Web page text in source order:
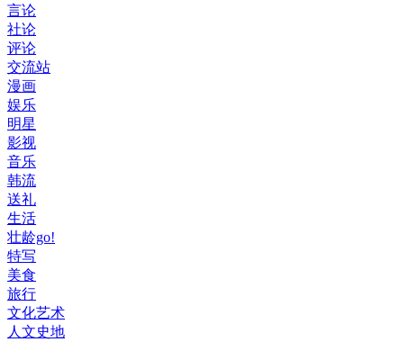
言论
社论
评论
交流站
漫画
娱乐
明星
影视
音乐
韩流
送礼
生活
壮龄go!
特写
美食
旅行
文化艺术
人文史地